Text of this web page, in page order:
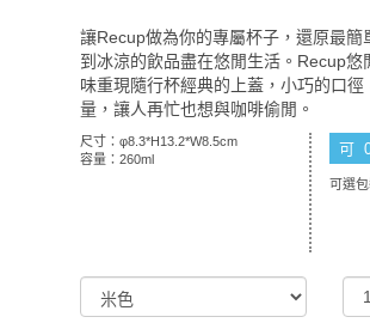
讓Recup做為你的專屬杯子，還原最簡
到冰涼的飲品盡在悠閒生活。Recup悠
味重現隨行杯經典的上蓋，小巧的口
量，讓人再忙也想與咖啡偷閒。
尺寸：φ8.3*H13.2*W8.5cm
容量：260ml
可
可選